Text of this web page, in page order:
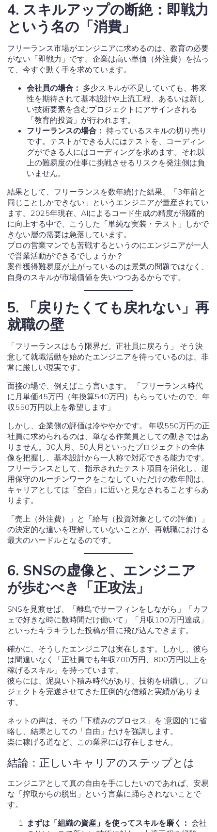
4. スキルアップの断絶：即戦力
という名の「消費」
フリーランス市場がエンジニアに求めるのは、教育の必要
がない「即戦力」です。企業は高い単価（外注費）を払っ
て、今すぐ動く手を求めています。
会社員の場合： 多少スキルが不足していても、将来
性を期待されて基本設計や上流工程、あるいは新し
い技術要素を含むプロジェクトにアサインされる
「教育的投資」が行われます。
フリーランスの場合： 持っているスキルの切り売り
です。テストができる人にはテストを、コーディン
グができる人にはコーディングを求めます。それ以
上の難易度の仕事に挑戦させるリスクを発注側は負
いません。
結果として、フリーランスを数年続けた結果、「3年前と
同じことしかできない」というエンジニアが量産されてい
ます。2025年現在、AIによるコード生成の精度が飛躍的
に向上する中で、こうした「単純な実装・テスト」しかで
きない層の需要は急落しています。
プロの営業マンでも苦戦するというのにエンジニアが一人
で営業活動ができるでしょうか？
案件獲得難易度が上がっているのは景気の問題ではなく、
自身のスキルが市場価値を失いつつあるからです。
5. 「戻りたくても戻れない」再
就職の壁
「フリーランスはもう限界だ。正社員に戻ろう」 そう決
意して就職活動を始めたエンジニアを待っているのは、非
常に厳しい現実です。
面接の場で、例えばこう言います。 「フリーランス時代
に月単価45万円（年換算540万円）もらっていたので、年
収550万円以上を希望します」
しかし、企業側の評価は冷ややかです。 年収550万円の正
社員に求められるのは、単なる作業員としての動きではあ
りません。30人月、50人月といったプロジェクトの全体
像を把握し、基本設計から一人称で対応できる能力です。
フリーランスとして、指示されたテスト項目を消化し、運
用保守のルーチンワークをこなしていただけの数年間は、
キャリアとしては「空白」に近いと見なされることすらあ
ります。
「売上（外注費）」と「給与（投資対象としての評価）」
の決定的な違いを理解していないことが、再就職における
最大のハードルとなるのです。
6. SNSの虚像と、エンジニア
が歩むべき「正攻法」
SNSを見渡せば、「離島でサーフィンをしながら」「カフ
ェで好きな時に数時間だけ働いて」「月収100万円達成」
といったキラキラした投稿が目に飛び込んできます。
確かに、そうしたエンジニアは実在します。しかし、彼ら
は間違いなく「正社員でも年収700万円、800万円以上を
稼げるスキル」を持っています。
彼らには、泥臭い下積み時代があり、技術を研鑽し、プロ
ジェクトを完遂させてきた圧倒的な信頼と実績がありま
す。
ネットの声は、その「下積みのプロセス」を”意図的”に省
略し、結果としての「自由」だけを強調します。
楽に稼げる道など、この業界には存在しません。
結論：正しいキャリアのステップとは
エンジニアとして真の自由を手にしたいのであれば、安易
な「搾取からの脱出」という言葉に踊らされないことで
す。
まずは「組織の資産」を使ってスキルを磨く： 会社